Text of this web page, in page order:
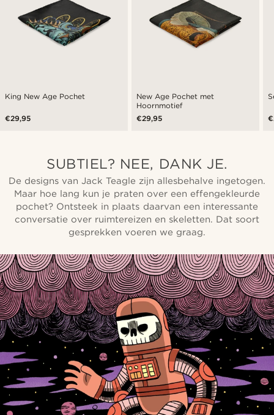
King New Age Pochet
€29,95
New Age Pochet met
Hoornmotief
€29,95
SUBTIEL? NEE, DANK JE.
De designs van Jack Teagle zijn allesbehalve ingetogen.
Maar hoe lang kun je praten over een effengekleurde
pochet? Ontsteek in plaats daarvan een interessante
conversatie over ruimtereizen en skeletten. Dat soort
gesprekken voeren we graag.